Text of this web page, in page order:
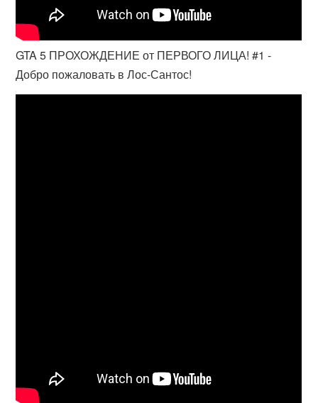
GTA 5 ПРОХОЖДЕНИЕ от ПЕРВОГО ЛИЦА! #1 -
Добро пожаловать в Лос-Сантос!